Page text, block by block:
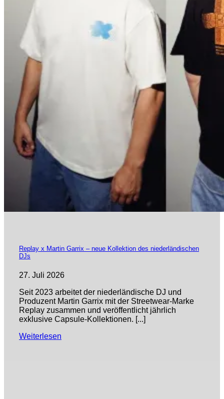
Replay x Martin Garrix – neue Kollektion des niederländischen
DJs
27. Juli 2026
Seit 2023 arbeitet der niederländische DJ und
Produzent Martin Garrix mit der Streetwear-Marke
Replay zusammen und veröffentlicht jährlich
exklusive Capsule-Kollektionen. [...]
Weiterlesen